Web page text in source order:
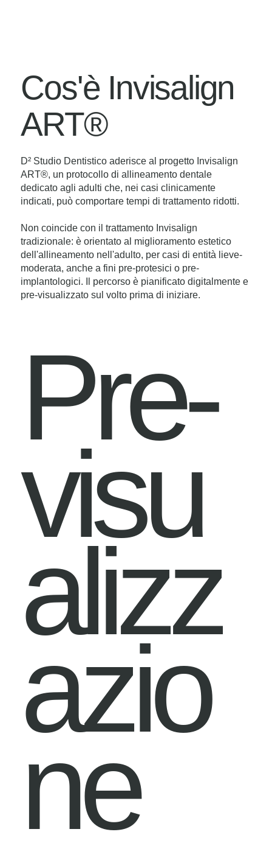
Cos'è Invisalign
ART®
D² Studio Dentistico aderisce al progetto Invisalign
ART®, un protocollo di allineamento dentale
dedicato agli adulti che, nei casi clinicamente
indicati, può comportare tempi di trattamento ridotti.
Non coincide con il trattamento Invisalign
tradizionale: è orientato al miglioramento estetico
dell'allineamento nell'adulto, per casi di entità lieve-
moderata, anche a fini pre-protesici o pre-
implantologici. Il percorso è pianificato digitalmente e
pre-visualizzato sul volto prima di iniziare.
Pre-
visu
alizz
azio
ne